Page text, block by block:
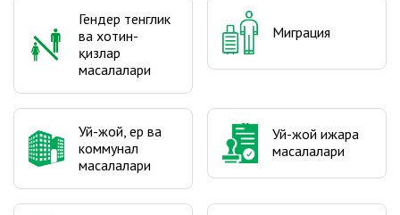
Гендер тенглик
ва хотин-
қизлар
масалалари
Миграция
Уй-жой, ер ва
коммунал
масалалари
Уй-жой ижара
масалалари